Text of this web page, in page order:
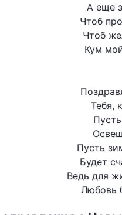
А еще
Чтоб
Чтоб
Кум
Тебя,
Пусть
Будет
Ведь для
Любовь